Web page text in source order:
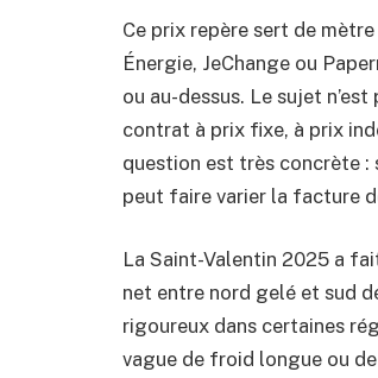
Ce prix repère sert de
Énergie, JeChange ou
ou au-dessus. Le sujet
contrat à prix fixe, à prix
question est très concrète :
peut faire varier la facture
La Saint-Valentin 2025 a
net entre nord gelé et sud
rigoureux dans certaines
vague de froid longue ou